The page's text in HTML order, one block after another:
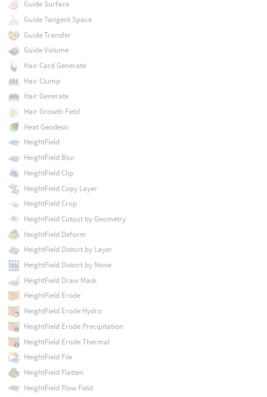
Guide Surface
Guide Tangent Space
Guide Transfer
Guide Volume
Hair Card Generate
Hair Clump
Hair Generate
Hair Growth Field
Heat Geodesic
HeightField
HeightField Blur
HeightField Clip
HeightField Copy Layer
HeightField Crop
HeightField Cutout by Geometry
HeightField Deform
HeightField Distort by Layer
HeightField Distort by Noise
HeightField Draw Mask
HeightField Erode
HeightField Erode Hydro
HeightField Erode Precipitation
HeightField Erode Thermal
HeightField File
HeightField Flatten
HeightField Flow Field